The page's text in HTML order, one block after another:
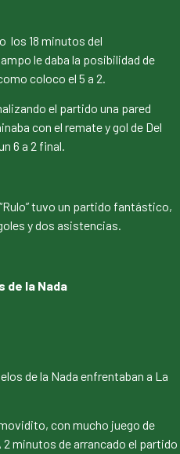
los 18 minutos del
le daba la posibilidad de
coloco el 5 a 2.
el partido una pared
con el remate y gol de Del
6 a 2 final.
tuvo un partido fantástico,
y dos asistencias.
de la Nada
de la Nada enfrentaban a La
con mucho juego de
minutos de arrancado el partido